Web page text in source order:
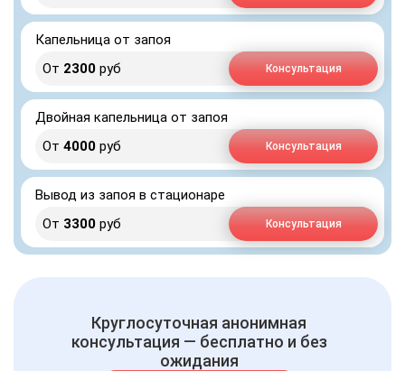
Капельница от запоя
От 2300 руб Консультация
Двойная капельница от запоя
От 4000 руб Консультация
Вывод из запоя в стационаре
От 3300 руб Консультация
Круглосуточная анонимная
консультация — бесплатно и без
ожидания